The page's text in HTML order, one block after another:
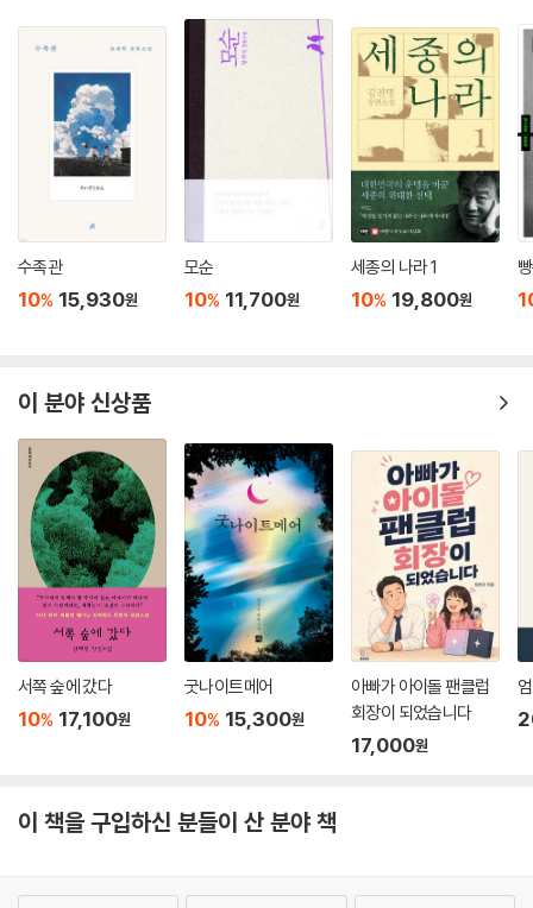
선과 악, 사랑과 폭력을 모두 경험하고
그것을 남김없이 세계의 일부로 받아든 인간의
존엄한 자기 탄생 서사
이 소설은 그동안 아름다운 여인으로만 소비되어 사라져온 초선에게 목소
리를 부여함으로써 남성 영웅 서사가 주류인 《삼국지》의 세계를 완전히 다
른 세계로 만든다. 박서련의 초선은 더럽고 영악하고 매정하며, 똑똑하고
사랑스럽고, 기지를 발휘한다. 그녀는 삼국지의 다른 영웅들이 그러하듯이
때로 성공하고 때로 실패한다. 박서련은 작가의 말에서 이렇게 말한다. “이
리하여 이야기의 필요로 발명된 여자는 살아서 이야기를 빠져나간다. 나의
의 탄생이다.
그러나 이 소설은 《삼국지》에서 초선에게 부여된 역할을 외면하지 않는다.
초선은 아름다움을 이용해 동탁과 여포 사이를 이간질하며 성적 폭력에 노
출된다. 그리고 화자 초선은 그것을 외면하지 않고 직시함으로써 살아남는
다. 그는 삶의 다른 면에서 자신 안에 놓인 여성의 섹슈얼리티를 적극적으
로 탐험하고 욕망한다. 어딘가 일그러지고 기묘한 관계, 퀴어한 관계 들을
통해 그녀는 자신의 안에 있는 힘을 자각한다. 그러함으로써 그녀는 피해
자가 되어 사라지지 않고 생존자로서 존재하게 된다. 평론가 전승민의 말
처럼 이 소설은 “억압적인 성 도덕을 전복하며 인간 내부에 잠재된 욕망의
다양한 가능성을 퀴어하게 폭로한다.”
한편 박서련의 ‘초선’은 《삼국지》를 알지 못하는 독자들에게도 열려 있다.
미있는 소설이다. 《삼국지》와 그 배경을 알지 못하는 독자들도 혼란한 시
수족관
10% 15,930원
모순
10% 11,700원
세종의 나라 1
10% 19,800원
이 분야 신상품
서쪽 숲에 갔다
10% 17,100원
굿나이트메어
10% 15,300원
아빠가 아이돌 팬클럽
회장이 되었습니다
17,000원
이 책을 구입하신 분들이 산 분야 책